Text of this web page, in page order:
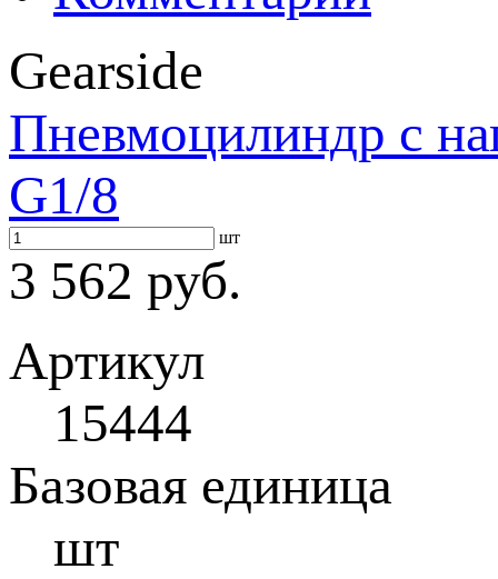
Gearside
Пневмоцилиндр с
G1/8
шт
3 562 руб.
Артикул
15444
Базовая единица
шт